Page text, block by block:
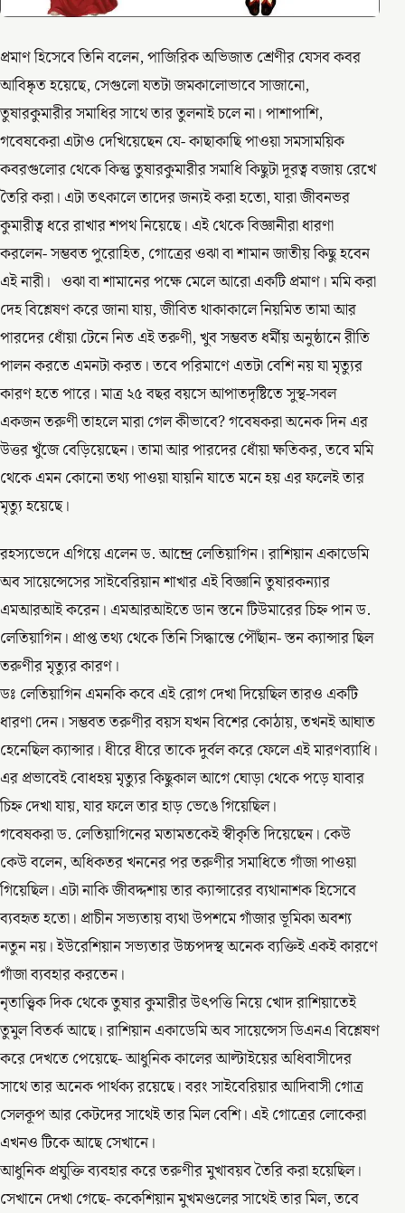
প্রমাণ হিসেবে তিনি বলেন, পাজিরিক অভিজাত শ্রেণীর যেসব কবর
আবিষ্কৃত হয়েছে, সেগুলো যতটা জমকালোভাবে সাজানো,
তুষারকুমারীর সমাধির সাথে তার তুলনাই চলে না। পাশাপাশি,
গবেষকেরা এটাও দেখিয়েছেন যে- কাছাকাছি পাওয়া সমসাময়িক
কবরগুলোর থেকে কিন্তু তুষারকুমারীর সমাধি কিছুটা দূরত্ব বজায় রেখে
তৈরি করা। এটা তৎকালে তাদের জন্যই করা হতো, যারা জীবনভর
কুমারীত্ব ধরে রাখার শপথ নিয়েছে। এই থেকে বিজ্ঞানীরা ধারণা
করলেন- সম্ভবত পুরোহিত, গোত্রের ওঝা বা শামান জাতীয় কিছু হবেন
এই নারী। ওঝা বা শামানের পক্ষে মেলে আরো একটি প্রমাণ। মমি করা
দেহ বিশ্লেষণ করে জানা যায়, জীবিত থাকাকালে নিয়মিত তামা আর
পারদের ধোঁয়া টেনে নিত এই তরুণী, খুব সম্ভবত ধর্মীয় অনুষ্ঠানে রীতি
পালন করতে এমনটা করত। তবে পরিমাণে এতটা বেশি নয় যা মৃত্যুর
কারণ হতে পারে। মাত্র ২৫ বছর বয়সে আপাতদৃষ্টিতে সুস্থ-সবল
একজন তরুণী তাহলে মারা গেল কীভাবে? গবেষকরা অনেক দিন এর
উত্তর খুঁজে বেড়িয়েছেন। তামা আর পারদের ধোঁয়া ক্ষতিকর, তবে মমি
থেকে এমন কোনো তথ্য পাওয়া যায়নি যাতে মনে হয় এর ফলেই তার
মৃত্যু হয়েছে।
রহস্যভেদে এগিয়ে এলেন ড. আন্দ্রে লেতিয়াগিন। রাশিয়ান একাডেমি
অব সায়েন্সেসের সাইবেরিয়ান শাখার এই বিজ্ঞানি তুষারকন্যার
এমআরআই করেন। এমআরআইতে ডান স্তনে টিউমারের চিহ্ন পান ড.
লেতিয়াগিন। প্রাপ্ত তথ্য থেকে তিনি সিদ্ধান্তে পৌঁছান- স্তন ক্যান্সার ছিল
তরুণীর মৃত্যুর কারণ।
ডঃ লেতিয়াগিন এমনকি কবে এই রোগ দেখা দিয়েছিল তারও একটি
ধারণা দেন। সম্ভবত তরুণীর বয়স যখন বিশের কোঠায়, তখনই আঘাত
হেনেছিল ক্যান্সার। ধীরে ধীরে তাকে দুর্বল করে ফেলে এই মারণব্যাধি।
এর প্রভাবেই বোধহয় মৃত্যুর কিছুকাল আগে ঘোড়া থেকে পড়ে যাবার
চিহ্ন দেখা যায়, যার ফলে তার হাড় ভেঙে গিয়েছিল।
গবেষকরা ড. লেতিয়াগিনের মতামতকেই স্বীকৃতি দিয়েছেন। কেউ
কেউ বলেন, অধিকতর খননের পর তরুণীর সমাধিতে গাঁজা পাওয়া
গিয়েছিল। এটা নাকি জীবদ্দশায় তার ক্যান্সারের ব্যথানাশক হিসেবে
ব্যবহৃত হতো। প্রাচীন সভ্যতায় ব্যথা উপশমে গাঁজার ভূমিকা অবশ্য
নতুন নয়। ইউরেশিয়ান সভ্যতার উচ্চপদস্থ অনেক ব্যক্তিই একই কারণে
গাঁজা ব্যবহার করতেন।
নৃতাত্ত্বিক দিক থেকে তুষার কুমারীর উৎপত্তি নিয়ে খোদ রাশিয়াতেই
তুমুল বিতর্ক আছে। রাশিয়ান একাডেমি অব সায়েন্সেস ডিএনএ বিশ্লেষণ
করে দেখতে পেয়েছে- আধুনিক কালের আল্টাইয়ের অধিবাসীদের
সাথে তার অনেক পার্থক্য রয়েছে। বরং সাইবেরিয়ার আদিবাসী গোত্র
সেলকূপ আর কেটদের সাথেই তার মিল বেশি। এই গোত্রের লোকেরা
এখনও টিকে আছে সেখানে।
আধুনিক প্রযুক্তি ব্যবহার করে তরুণীর মুখাবয়ব তৈরি করা হয়েছিল।
সেখানে দেখা গেছে- ককেশিয়ান মুখমণ্ডলের সাথেই তার মিল, তবে